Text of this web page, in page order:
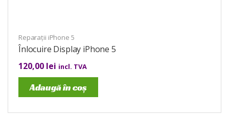
Reparații iPhone 5
Înlocuire Display iPhone 5
120,00 lei incl. TVA
Adaugă în coș